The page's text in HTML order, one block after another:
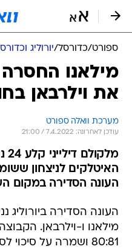
ספורט/כדורסל/יורוליג
את וילרבאן
מערכת וואלה ספורט
עודכן לאחרונה: 7.4.2022 / 21:00
האיטלקים לניצחון
העונה הסדירה במקום
העונה הסדירה ביורוליג
מילאנו ו-וילרבאן.
80:81 ושמרה על